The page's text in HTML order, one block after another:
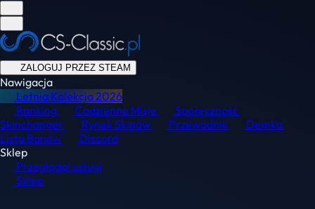
ZALOGUJ PRZEZ STEAM
Nawigacja
Letnia Kolekcja2026
Ranking
Codzienne Misje
Społeczność
Skinchanger
Rynek Skinów Przewodnik
Demka
Lista Banów
Discord
Sklep
Przeglądaj usługi
Sklep